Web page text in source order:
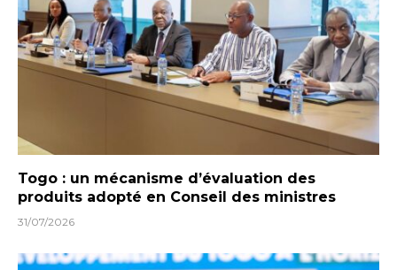
Togo : un mécanisme d’évaluation des
produits adopté en Conseil des ministres
31/07/2026